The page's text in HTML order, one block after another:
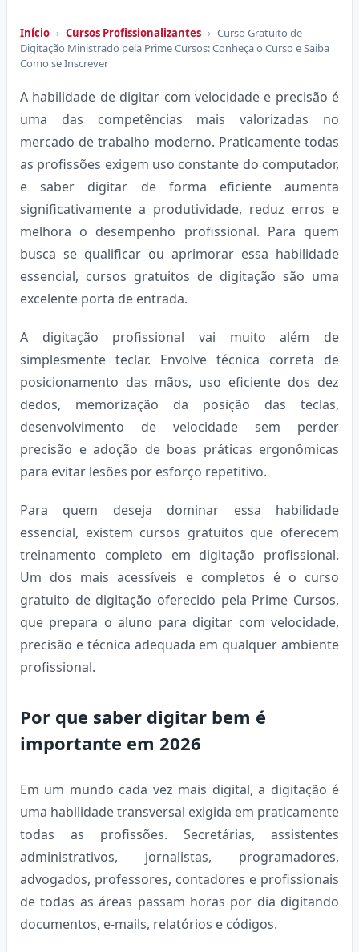
Início › Cursos Profissionalizantes › Curso Gratuito de
Digitação Ministrado pela Prime Cursos: Conheça o Curso e Saiba
Como se Inscrever
A habilidade de digitar com velocidade e precisão é
uma das competências mais valorizadas no
mercado de trabalho moderno. Praticamente todas
as profissões exigem uso constante do computador,
e saber digitar de forma eficiente aumenta
significativamente a produtividade, reduz erros e
melhora o desempenho profissional. Para quem
busca se qualificar ou aprimorar essa habilidade
essencial, cursos gratuitos de digitação são uma
excelente porta de entrada.
A digitação profissional vai muito além de
simplesmente teclar. Envolve técnica correta de
posicionamento das mãos, uso eficiente dos dez
dedos, memorização da posição das teclas,
desenvolvimento de velocidade sem perder
precisão e adoção de boas práticas ergonômicas
para evitar lesões por esforço repetitivo.
Para quem deseja dominar essa habilidade
essencial, existem cursos gratuitos que oferecem
treinamento completo em digitação profissional.
Um dos mais acessíveis e completos é o curso
gratuito de digitação oferecido pela Prime Cursos,
que prepara o aluno para digitar com velocidade,
precisão e técnica adequada em qualquer ambiente
profissional.
Por que saber digitar bem é
importante em 2026
Em um mundo cada vez mais digital, a digitação é
uma habilidade transversal exigida em praticamente
todas as profissões. Secretárias, assistentes
administrativos, jornalistas, programadores,
advogados, professores, contadores e profissionais
de todas as áreas passam horas por dia digitando
documentos, e-mails, relatórios e códigos.